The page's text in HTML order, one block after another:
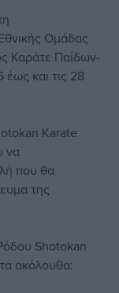
Ομάδας
Καράτε Παίδων-
και τις 28
Karate
να
που θα
της
Shotokan
ακόλουθα: